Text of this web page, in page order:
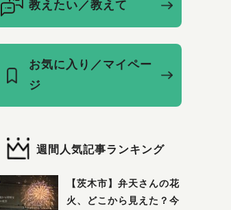
教えたい／教えて
お気に入り／マイペー
ジ
週間人気記事ランキング
【茨木市】弁天さんの花
火、どこから見えた？今